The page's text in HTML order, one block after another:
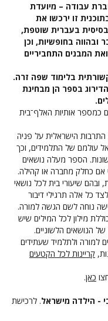
עבודה – מיועדת
זו ירכשו את
בעברית שוטפת,
בחופשיות, וכן
המבנים התחביריים
בלימוד שפה זרה.
בספר הן מבחינת
פרק מקדים ואחריו 22 פרקים כמספר אותיות האלף־בית
הישראלית על פניה
עולמם של התלמידים, וכך
הספר מעלה נושאים
אם כחלק מחברה או קהילה.
ובהם שיעורי בית לכל נושאי
כל אלה תרגילי דיבור
נוחה לשם הגשה למורה.
מילון לכל המילים שיש
הנושאים הלשוניים.
למורה ולתלמיד שעתידים
קריינות לכל הקטעים
כאן.
- הילדה מישראל. לרכישת